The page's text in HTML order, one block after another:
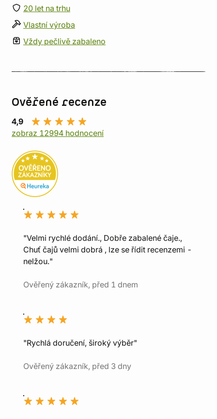
20 let na trhu
Vlastní výroba
Vždy pečlivě zabaleno
Ověřené recenze
4,9
zobraz 12994 hodnocení
"Velmi rychlé dodání., Dobře zabalené čaje.,
Chuť čajů velmi dobrá , lze se řídit recenzemi -
nelžou."
Ověřený zákazník, před 1 dnem
"Rychlá doručení, široký výběr"
Ověřený zákazník, před 3 dny